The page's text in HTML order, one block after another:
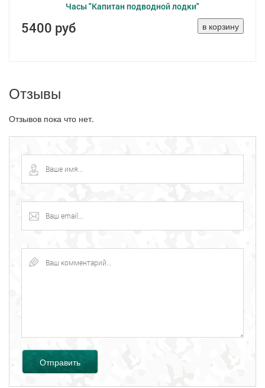
Часы "Капитан подводной лодки"
5400 руб
Отзывы
Отзывов пока что нет.
Отправить